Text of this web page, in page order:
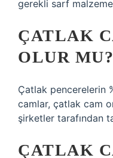
gerekli sarf
ÇATLAK
OLUR MU?
Çatlak pencerelerin
camlar, çatlak cam
şirketler tarafından
ÇATLAK